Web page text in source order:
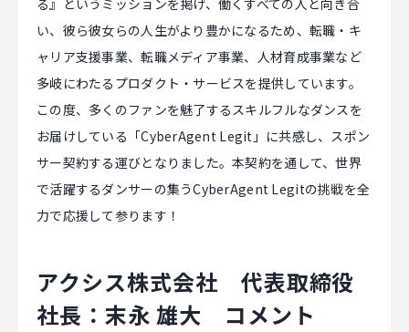
る』というミッションを掲げ、働くすべての人と向き合
い、彼ら彼女らの人生がより豊かになるため、転職・キ
ャリア支援事業、転職メディア事業、人材育成事業など
多岐にわたるプロダクト・サービスを提供しています。
この度、多くのファンを魅了するスキルフルなダンスを
お届けしている「CyberAgent Legit」に共感し、スポン
サー契約する運びとなりました。本契約を通して、世界
で活躍するダンサーの集うCyberAgent Legitの挑戦を全
力で応援して参ります！
アクシス株式会社 代表取締役
社長：末永 雄大 コメント